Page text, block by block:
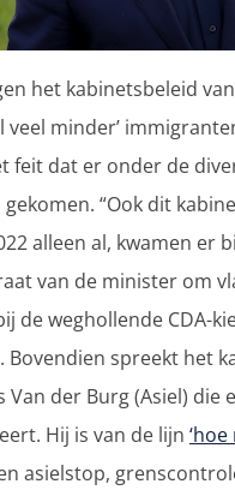
het kabinetsbeleid
veel minder’
feit dat er onder de
“Ook dit
alleen al, kwamen er
van de minister om
de weghollende CDA-
Bovendien spreekt het
Van der Burg (Asiel)
Hij is van de lijn
asielstop,